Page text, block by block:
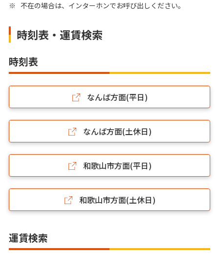
※ 不在の場合は、インターホンでお呼び出しください。
時刻表・運賃検索
時刻表
なんば方面(平日)
なんば方面(土休日)
和歌山市方面(平日)
和歌山市方面(土休日)
運賃検索